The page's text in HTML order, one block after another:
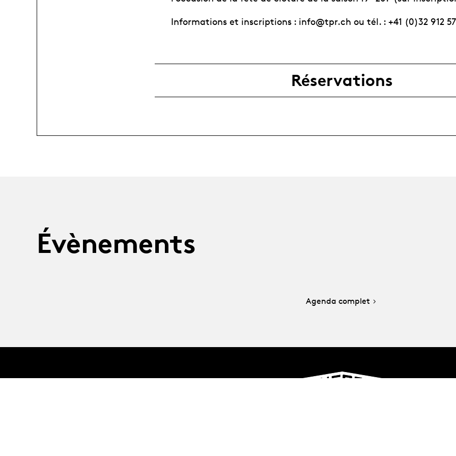
Informations et inscriptions : info@tpr.ch ou tél. : +41 (0)32 912
Réservations
Évènements
Agenda complet